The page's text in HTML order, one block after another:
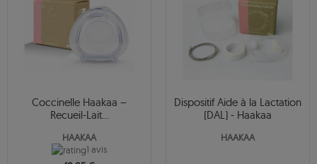
Coccinelle Haakaa –
Recueil-Lait...
HAAKAA
1 avis
Dispositif Aide à la Lactation
(DAL) - Haakaa
HAAKAA